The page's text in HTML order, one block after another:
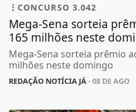
CONCURSO 3.042
Mega-Sena sorteia
165 milhões neste
Mega-Sena sorteia prêmio
milhões neste domingo
REDAÇÃO NOTÍCIA JÁ- 08 DE AGO